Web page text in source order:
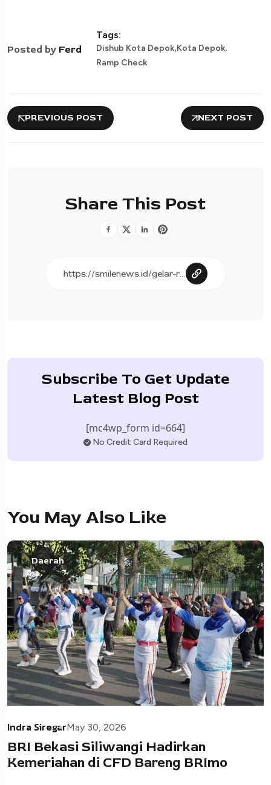
Posted by Ferd
Tags:
Dishub Kota Depok,Kota Depok,
Ramp Check
PREVIOUS POST NEXT POST
Share This Post
Subscribe To Get Update
Latest Blog Post
[mc4wp_form id=664]
No Credit Card Required
You May Also Like
Daerah
Indra SiregarMay 30, 2026
BRI Bekasi Siliwangi Hadirkan
Kemeriahan di CFD Bareng BRImo